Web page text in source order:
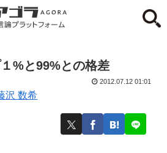
%と99%との格差
沢 数希
2012.07.12 01:01